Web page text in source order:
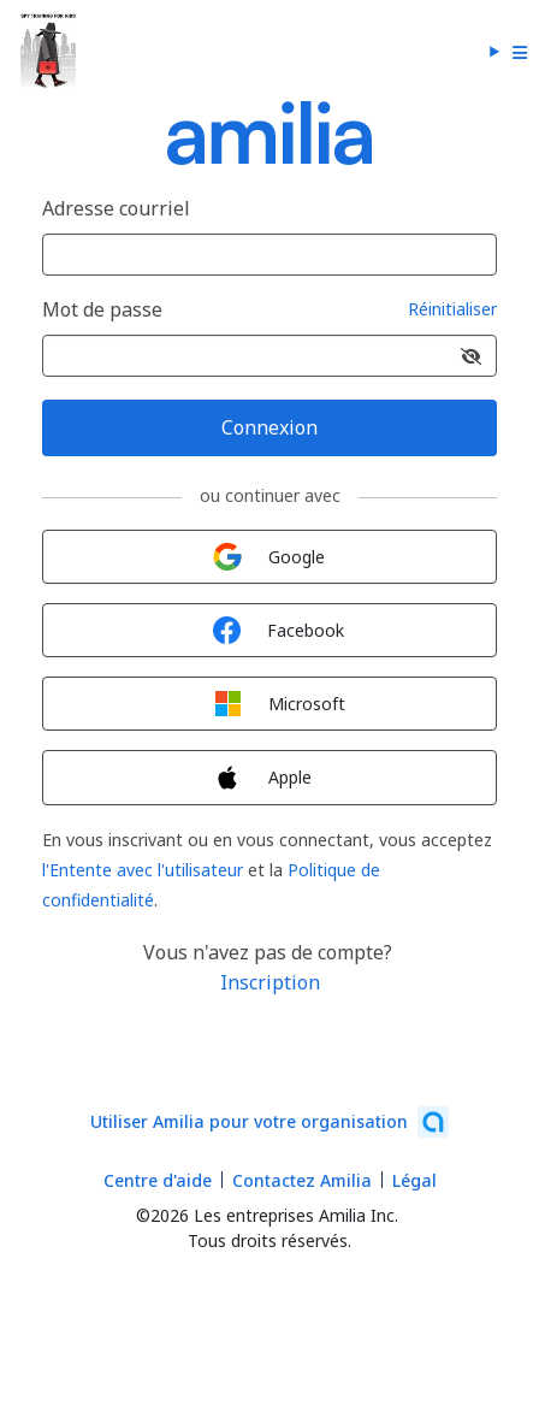
Adresse courriel
Mot de passe Réinitialiser
Connexion
ou continuer avec
Google
Facebook
Microsoft
Apple
En vous inscrivant ou en vous connectant, vous acceptez
l'Entente avec l'utilisateuret la Politique de
confidentialité.
Vous n'avez pas de compte?
Inscription
Utiliser Amilia pour votre organisation
©2026 Les entreprises Amilia Inc.
Tous droits réservés.
Centre d'aide Contactez Amilia Légal